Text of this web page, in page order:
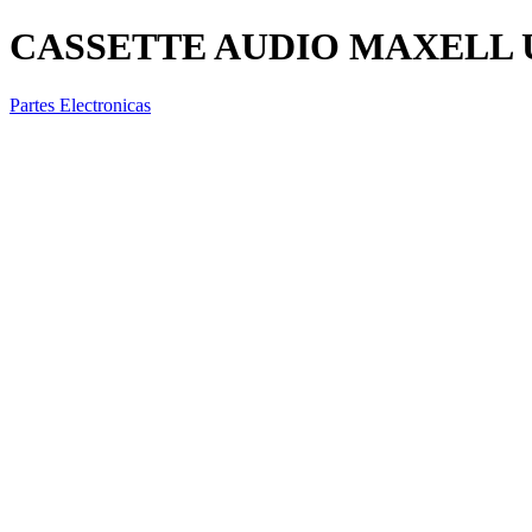
CASSETTE AUDIO MAXELL
Partes Electronicas